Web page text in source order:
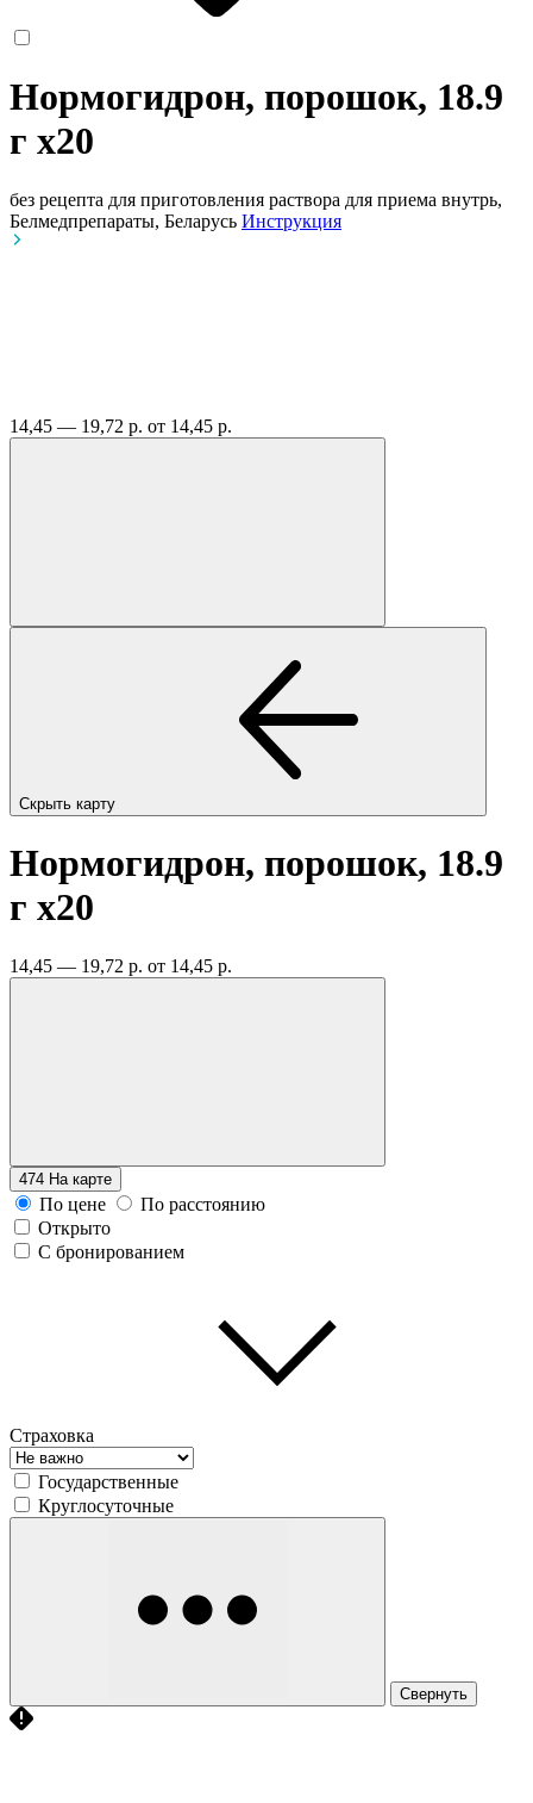
Нормогидрон, порошок, 18.9
г x20
без рецепта для приготовления раствора для приема внутрь,
Белмедпрепараты, Беларусь Инструкция
14,45 — 19,72 р. от 14,45 р.
Скрыть карту
Нормогидрон, порошок, 18.9
г x20
14,45 — 19,72 р. от 14,45 р.
474 На карте
По цене
По расстоянию
Открыто
С бронированием
Страховка
Государственные
Круглосуточные
Свернуть